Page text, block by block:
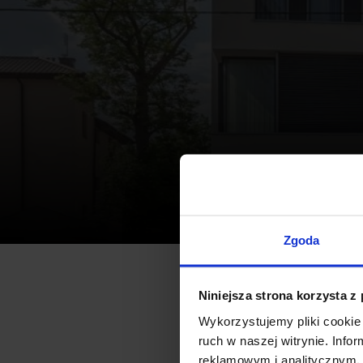
Zgoda
Niniejsza strona korzysta z
Wykorzystujemy pliki
ruch w naszej witrynie.
reklamowym i
Sabały. Okęcie Business